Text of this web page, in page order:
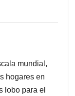
mundial,
hogares en
lobo para el